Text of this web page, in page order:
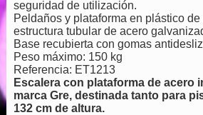
seguridad de utilización.
Peldaños y plataforma en plástico
estructura tubular de acero
Base recubierta con gomas
Peso máximo: 150 kg
Referencia: ET1213
Escalera con plataforma de acero
marca Gre, destinada tanto para
132 cm de altura.